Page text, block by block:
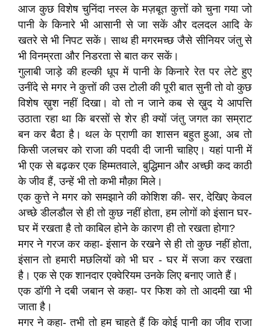
आज कुछ विशेष चुनिंदा नस्ल के मज़बूत कुत्तों को चुना गया जो
पानी के किनारे भी आसानी से जा सकें और दलदल आदि के
खतरे से भी निपट सकें। साथ ही मगरमच्छ जैसे सीनियर जंतु से
भी विनम्रता और निडरता से बात कर सकें।
गुलाबी जाड़े की हल्की धूप में पानी के किनारे रेत पर लेटे हुए
उनींदे से मगर ने कुत्तों की उस टोली की पूरी बात सुनी तो वो कुछ
विशेष ख़ुश नहीं दिखा। वो तो न जाने कब से ख़ुद ये आपत्ति
उठाता रहा था कि बरसों से शेर ही क्यों जंतु जगत का सम्राट
बन कर बैठा है। थल के प्राणी का शासन बहुत हुआ, अब तो
किसी जलचर को राजा की पदवी दी जानी चाहिए। यहां पानी में
भी एक से बढ़कर एक हिम्मतवाले, बुद्धिमान और अच्छी कद काठी
के जीव हैं, उन्हें भी तो कभी मौक़ा मिले।
एक कुत्ते ने मगर को समझाने की कोशिश की- सर, देखिए केवल
अच्छे डीलडौल से ही तो कुछ नहीं होता, हम लोगों को इंसान घर-
घर में रखता है तो काबिल होने के कारण ही तो रखता होगा?
मगर ने गरज कर कहा- इंसान के रखने से ही तो कुछ नहीं होता,
इंसान तो हमारी मछलियों को भी घर - घर में सजा कर रखता
है। एक से एक शानदार एक्वेरियम उनके लिए बनाए जाते हैं।
एक डॉगी ने दबी जबान से कहा- पर फिश को तो आदमी खा भी
जाता है।
मगर ने कहा- तभी तो हम चाहते हैं कि कोई पानी का जीव राजा